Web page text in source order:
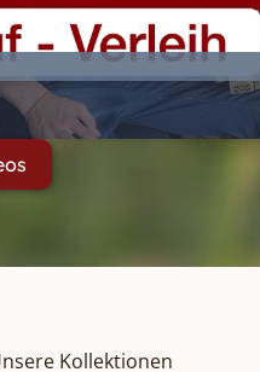
Kollektionen